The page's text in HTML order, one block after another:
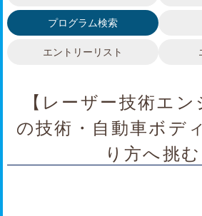
プログラム検索
エントリーリスト
【レーザー技術エ
の技術・自動車ボデ
り方へ挑む